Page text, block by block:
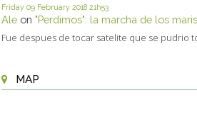
Friday 09 February 2018 21h53
Ale on "Perdimos": la marcha de los
Fue despues de tocar satelite que se pudrio
MAP